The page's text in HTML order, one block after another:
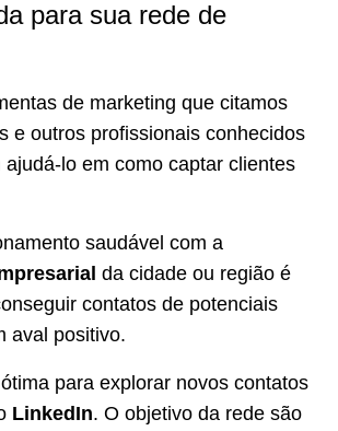
para sua rede de
de marketing que citamos
e outros profissionais conhecidos
lo em como captar clientes
saudável com a
da cidade ou região é
contatos de potenciais
aval positivo.
para explorar novos contatos
LinkedIn. O objetivo da rede são